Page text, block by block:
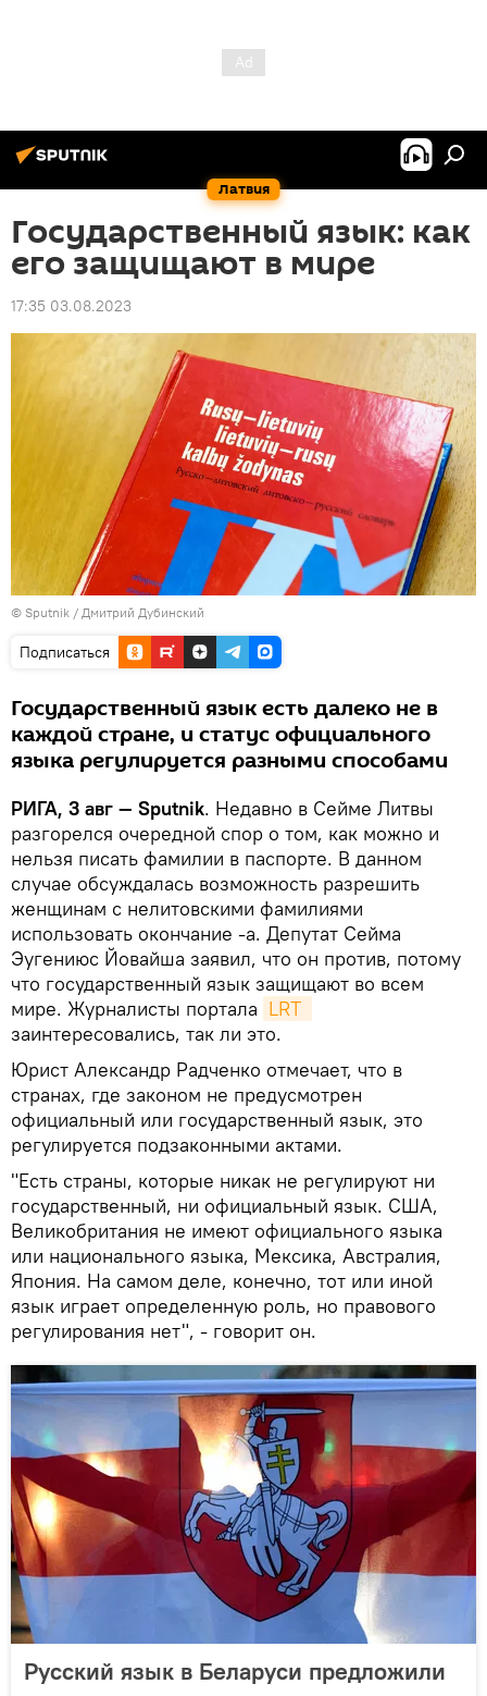
Латвия
Государственный язык: как
его защищают в мире
17:35 03.08.2023
© Sputnik / Дмитрий Дубинский
Подписаться
Государственный язык есть далеко не в
каждой стране, и статус официального
языка регулируется разными способами
РИГА, 3 авг — Sputnik. Недавно в Сейме Литвы
разгорелся очередной спор о том, как можно и
нельзя писать фамилии в паспорте. В данном
случае обсуждалась возможность разрешить
женщинам с нелитовскими фамилиями
использовать окончание -а. Депутат Сейма
Эугениюс Йовайша заявил, что он против, потому
что государственный язык защищают во всем
мире. Журналисты портала
заинтересовались, так ли это.
Юрист Александр Радченко отмечает, что в
странах, где законом не предусмотрен
официальный или государственный язык, это
регулируется подзаконными актами.
"Есть страны, которые никак не регулируют ни
государственный, ни официальный язык. США,
Великобритания не имеют официального языка
или национального языка, Мексика, Австралия,
Япония. На самом деле, конечно, тот или иной
язык играет определенную роль, но правового
регулирования нет", - говорит он.
Русский язык в Беларуси предложили